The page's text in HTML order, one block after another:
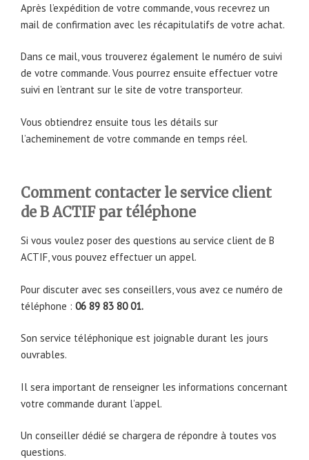
Après l’expédition de votre commande, vous recevrez un
mail de confirmation avec les récapitulatifs de votre achat.
Dans ce mail, vous trouverez également le numéro de suivi
de votre commande. Vous pourrez ensuite effectuer votre
suivi en l’entrant sur le site de votre transporteur.
Vous obtiendrez ensuite tous les détails sur
l’acheminement de votre commande en temps réel.
Comment contacter le service client
de B ACTIF par téléphone
Si vous voulez poser des questions au service client de B
ACTIF, vous pouvez effectuer un appel.
Pour discuter avec ses conseillers, vous avez ce numéro de
téléphone : 06 89 83 80 01.
Son service téléphonique est joignable durant les jours
ouvrables.
Il sera important de renseigner les informations concernant
votre commande durant l’appel.
Un conseiller dédié se chargera de répondre à toutes vos
questions.